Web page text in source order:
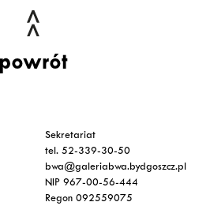
powrót
Sekretariat
tel. 52-339-30-50
bwa@galeriabwa.bydgoszcz.pl
NIP 967-00-56-444
Regon 092559075